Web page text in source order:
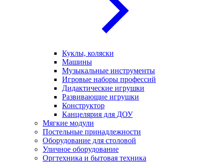
Куклы, коляски
Машины
Музыкальные инструменты
Игровые наборы профессий
Дидактические игрушки
Развивающие игрушки
Конструктор
Канцелярия для ДОУ
Мягкие модули
Постельные принадлежности
Оборудование для столовой
Уличное оборудование
Оргтехника и бытовая техника